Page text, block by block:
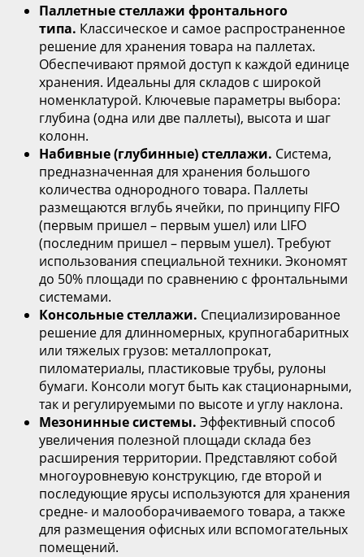
Паллетные стеллажи фронтального
типа. Классическое и самое распространенное
решение для хранения товара на паллетах.
Обеспечивают прямой доступ к каждой единице
хранения. Идеальны для складов с широкой
номенклатурой. Ключевые параметры выбора:
глубина (одна или две паллеты), высота и шаг
колонн.
Набивные (глубинные) стеллажи. Система,
предназначенная для хранения большого
количества однородного товара. Паллеты
размещаются вглубь ячейки, по принципу FIFO
(первым пришел – первым ушел) или LIFO
(последним пришел – первым ушел). Требуют
использования специальной техники. Экономят
до 50% площади по сравнению с фронтальными
системами.
Консольные стеллажи. Специализированное
решение для длинномерных, крупногабаритных
или тяжелых грузов: металлопрокат,
пиломатериалы, пластиковые трубы, рулоны
бумаги. Консоли могут быть как стационарными,
так и регулируемыми по высоте и углу наклона.
Мезонинные системы. Эффективный способ
увеличения полезной площади склада без
расширения территории. Представляют собой
многоуровневую конструкцию, где второй и
последующие ярусы используются для хранения
средне- и малооборачиваемого товара, а также
для размещения офисных или вспомогательных
помещений.